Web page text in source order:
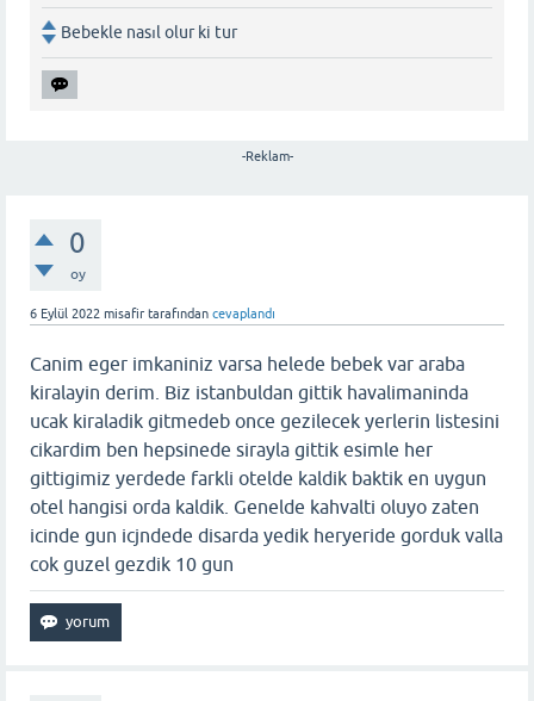
Bebekle nasıl olur ki tur
-Reklam-
0
oy
6 Eylül 2022 misafir tarafından cevaplandı
Canim eger imkaniniz varsa helede bebek var araba
kiralayin derim. Biz istanbuldan gittik havalimaninda
ucak kiraladik gitmedeb once gezilecek yerlerin listesini
cikardim ben hepsinede sirayla gittik esimle her
gittigimiz yerdede farkli otelde kaldik baktik en uygun
otel hangisi orda kaldik. Genelde kahvalti oluyo zaten
icinde gun icjndede disarda yedik heryeride gorduk valla
cok guzel gezdik 10 gun